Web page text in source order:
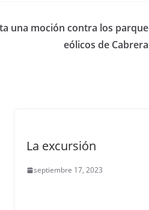
una moción contra los parque
eólicos de Cabrera
La excursión
septiembre 17, 2023